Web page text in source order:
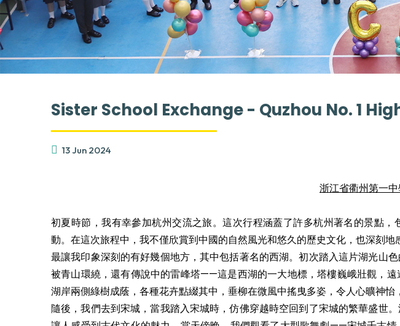
Sister School Exchange - Quzhou No. 1
13 Jun 2024
浙江省衢州第一
初夏時節，我有幸參加杭州交流之旅。這次行程涵蓋了許多杭州著名的景點
動。在這次旅程中，我不僅欣賞到中國的自然風光和悠久的歷史文化，也深刻地
最讓我印象深刻的有好幾個地方，其中包括著名的西湖。初次踏入這片湖光山
被青山環繞，還有傳說中的雷峰塔——這是西湖的一大地標，塔樓巍峨壯觀，
湖岸兩側綠樹成蔭，各種花卉點綴其中，垂柳在微風中搖曳多姿，令人心曠神怡
隨後，我們去到宋城，當我踏入宋城時，仿佛穿越時空回到了宋城的繁華盛世